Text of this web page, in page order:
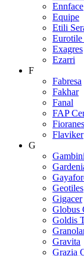
Ennface
Equipe
Etili
Eurotile
Exagres
Ezarri
F
Fabresa
Fakhar
Fanal
FAP
Flaviker
G
Gambini
Geotiles
Gigacer
Globus
Goldis
Gravita
Grazia